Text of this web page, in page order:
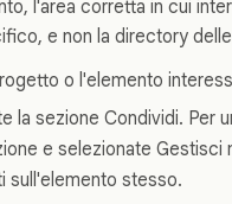
l'area corretta in cui
e non la directory
o l'elemento
la sezione Condividi. Per
e selezionate
sull'elemento stesso.